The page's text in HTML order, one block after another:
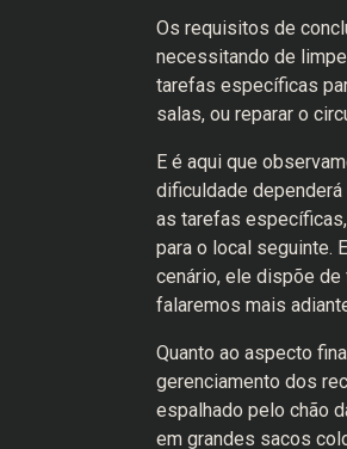
Os requisitos de
necessitando de
tarefas específicas
salas, ou reparar o
E é aqui que
dificuldade
as tarefas
para o local seguinte.
cenário, ele dispõe
falaremos mais
Quanto ao aspecto
gerenciamento dos
espalhado pelo chão
em grandes sacos